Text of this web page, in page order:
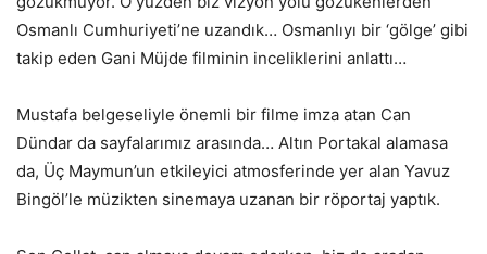
Osmanlı Cumhuriyeti’ne uzandık… Osmanlıyı bir ‘gölge’ gibi
takip eden Gani Müjde filminin inceliklerini anlattı…
Mustafa belgeseliyle önemli bir filme imza atan Can
Dündar da sayfalarımız arasında… Altın Portakal alamasa
da, Üç Maymun’un etkileyici atmosferinde yer alan Yavuz
Bingöl’le müzikten sinemaya uzanan bir röportaj yaptık.